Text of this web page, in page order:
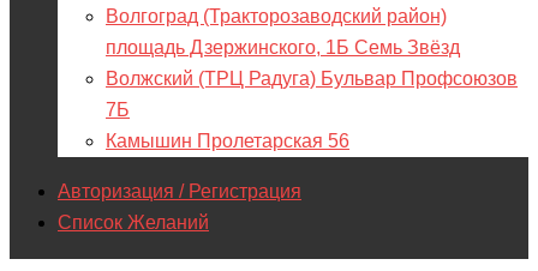
Волгоград (Тракторозаводский район)
площадь Дзержинского, 1Б Семь Звёзд
Волжский (ТРЦ Радуга) Бульвар Профсоюзов
7Б
Камышин Пролетарская 56
Авторизация / Регистрация
Список Желаний